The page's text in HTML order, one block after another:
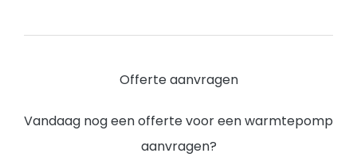
Offerte aanvragen
Vandaag nog een offerte voor een warmtepomp
aanvragen?